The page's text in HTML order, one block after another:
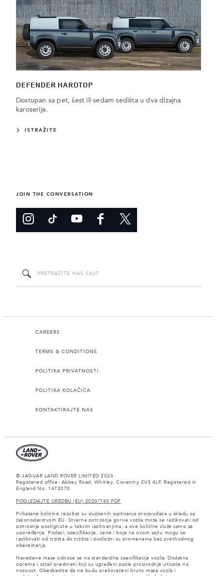
DEFENDER HARDTOP
Dostupan sa pet, šest ili sedam sedišta u dva dizajna
karoserije.
ISTRAŽITE
JOIN THE CONVERSATION
CAREERS
TERMS & CONDITIONS
POLITIKA PRIVATNOSTI
POLITIKA KOLAČIĆA
KONTAKTIRAJTE NAS
© JAGUAR LAND ROVER LIMITED 2026
Registered office: Abbey Road, Whitley, Coventry CV3 4LF. Registered in
England No: 1672070
POGLEDAJTE UREDBU (EU) 2020/740 PDF
Prikazane količine rezultat su službenih ispitivanja proizvođača u skladu sa
zakonodavstvom EU. Stvarna potrošnja goriva vozila može se razlikovati od
potrošnje postignute u takvim ispitivanjima, a ove količine služe samo za
upoređenje. Podaci, specifikacije, cene i boje na ovom sajtu mogu se
razlikovati od tržišta do tržišta i podložni su promenama bez prethodnog
obaveštenja.
Navedene mase odnose se na standardne specifikacije vozila. Dodatna
oprema i ostali predmeti koji su ugrađeni posle proizvodnje uticaće na
nosivost. Obezbedite da ne budu prekoračeni bruto masa vozila i